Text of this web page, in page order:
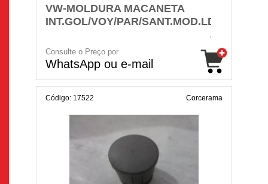
VW-MOLDURA MACANETA
INT.GOL/VOY/PAR/SANT.MOD.LD
Consulte o Preço por
WhatsApp ou e-mail
Código: 17522 Corcerama